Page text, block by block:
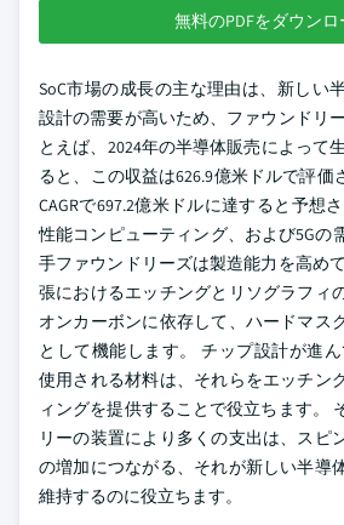
無料のPDFをダウンロ
SoC市場の成長の主な理由は、新しい
設計の需要が高いため、ファウンドリ
とえば、2024年の半導体販売によって
ると、この収益は626.9億米ドルで評価
CAGRで697.2億米ドルに達すると予想
性能コンピューティング、および5Gの
手ファウンドリーズは製造能力を高め
張におけるエッチングとリソグラフィ
オンカーボンに依存して、ハードマス
として機能します。 チップ設計が進
使用される材料は、それらをエッチン
ィングを提供することで役立ちます。
リーの装置により多くの支出は、スピ
の増加につながる、それが新しい半導
維持するのに役立ちます。